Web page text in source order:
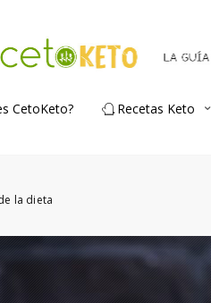
CetoKeto? Recetas Keto
la dieta